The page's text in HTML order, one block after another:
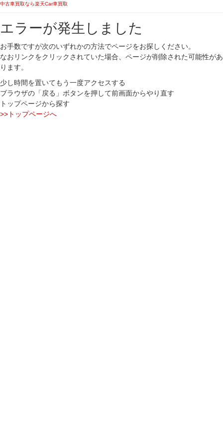
中古車買取なら楽天Car車買取
エラーが発生しました
お手数ですが次のいずれかの方法でページをお探しください。
なおリンクをクリックされていた場合、ページが削除された可能性があ
ります。
少し時間を置いてもう一度アクセスする
ブラウザの「戻る」ボタンを押して前画面からやり直す
トップページから探す
>>トップページへ